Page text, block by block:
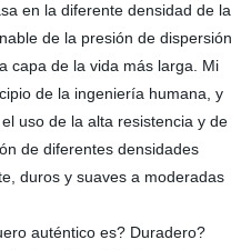
en la diferente densidad de la
de la presión de dispersión
capa de la vida más larga. Mi
de la ingeniería humana, y
uso de la alta resistencia y de
de diferentes densidades
duros y suaves a moderadas
auténtico es? Duradero?